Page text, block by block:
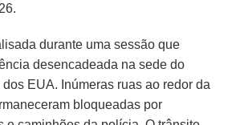
durante uma sessão que
desencadeada na sede do
EUA. Inúmeras ruas ao redor da
bloqueadas por